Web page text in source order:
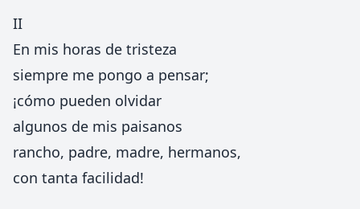
II
En mis horas de tristeza
siempre me pongo a pensar;
¡cómo pueden olvidar
algunos de mis paisanos
rancho, padre, madre, hermanos,
con tanta facilidad!